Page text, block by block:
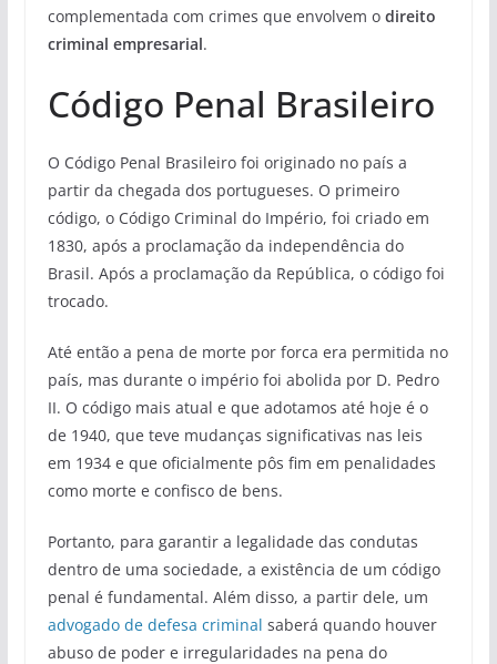
complementada com crimes que envolvem o direito
criminal empresarial.
Código Penal Brasileiro
O Código Penal Brasileiro foi originado no país a
partir da chegada dos portugueses. O primeiro
código, o Código Criminal do Império, foi criado em
1830, após a proclamação da independência do
Brasil. Após a proclamação da República, o código foi
trocado.
Até então a pena de morte por forca era permitida no
país, mas durante o império foi abolida por D. Pedro
II. O código mais atual e que adotamos até hoje é o
de 1940, que teve mudanças significativas nas leis
em 1934 e que oficialmente pôs fim em penalidades
como morte e confisco de bens.
Portanto, para garantir a legalidade das condutas
dentro de uma sociedade, a existência de um código
penal é fundamental. Além disso, a partir dele, um
advogado de defesa criminal saberá quando houver
abuso de poder e irregularidades na pena do